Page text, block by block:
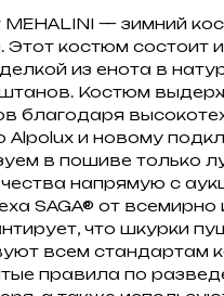
MEHALINI — зимний
Этот костюм состоит
из енота в
штанов. Костюм
благодаря
Alpolux и новому
в пошиве только
напрямую с
SAGA® от всемирно
что шкурки
всем стандартам
правила по